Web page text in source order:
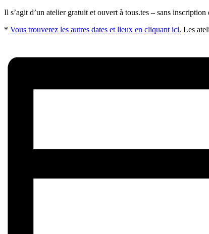
Il s’agit d’un atelier gratuit et ouvert à tous.tes – sans inscription
* Vous trouverez les autres dates et lieux en cliquant ici. Les